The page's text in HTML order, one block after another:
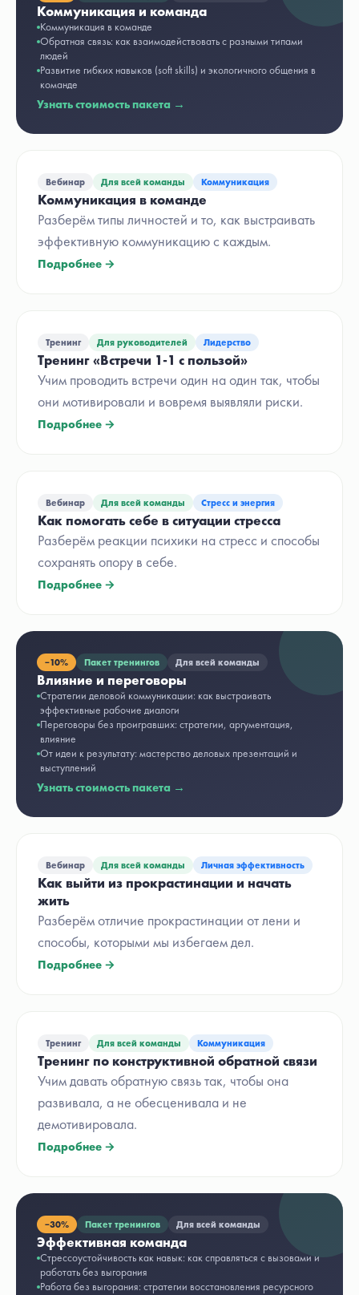
Тренинг Для всей команды Коммуникация
Тренинг по конструктивной обратной связи
Учим давать обратную связь так, чтобы она
развивала, а не обесценивала и не
демотивировала.
Подробнее →
Тренинг Для руководителей Лидерство
Тренинг «Встречи 1-1 с пользой»
Учим проводить встречи один на один так, чтобы
они мотивировали и вовремя выявляли риски.
Подробнее →
Вебинар Для всей команды Стресс и энергия
Как помогать себе в ситуации стресса
Разберём реакции психики на стресс и способы
сохранять опору в себе.
Подробнее →
Вебинар Для всей команды Коммуникация
Коммуникация в команде
Разберём типы личностей и то, как выстраивать
эффективную коммуникацию с каждым.
Подробнее →
Вебинар Для всей команды Личная эффективность
Как выйти из прокрастинации и начать
жить
Разберём отличие прокрастинации от лени и
способы, которыми мы избегаем дел.
Подробнее →
−10% Пакет тренингов Для всей команды
Влияние и переговоры
Стратегии деловой коммуникации: как выстраивать
эффективные рабочие диалоги
Переговоры без проигравших: стратегии, аргументация,
влияние
От идеи к результату: мастерство деловых презентаций и
выступлений
Узнать стоимость пакета →
Коммуникация и команда
Коммуникация в команде
Обратная связь: как взаимодействовать с разными типами
людей
Развитие гибких навыков (soft skills) и экологичного общения в
команде
Узнать стоимость пакета →
−30% Пакет тренингов Для всей команды
Эффективная команда
Стрессоустойчивость как навык: как справляться с вызовами и
работать без выгорания
Работа без выгорания: стратегии восстановления ресурсного